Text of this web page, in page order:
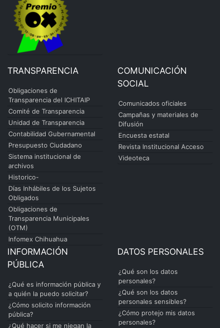
TRANSPARENCIA
Obligaciones de
Transparencia del ICHITAIP
Comité de Transparencia
Unidad de Transparencia
Contabilidad Gubernamental
Presupuesto Ciudadano
Sistema institucional de
archivos
Historico-
Días Inhábiles de los Sujetos
Obligados
Obligaciones de
Transparencia Municipales
(OTM)
Infomex Chihuahua
COMUNICACIÓN
SOCIAL
Comunicados oficiales
Campañas y materiales de
Difusión
Encuesta estatal
Revista Institucional Acceso
Videoteca
INFORMACIÓN
PÚBLICA
¿Qué es información pública y
a quién la puedo solicitar?
¿Cómo solicito información
pública?
¿Qué hacer si me niegan la
DATOS PERSONALES
¿Qué son los datos
personales?
¿Qué son los datos
personales sensibles?
¿Cómo protejo mis datos
personales?